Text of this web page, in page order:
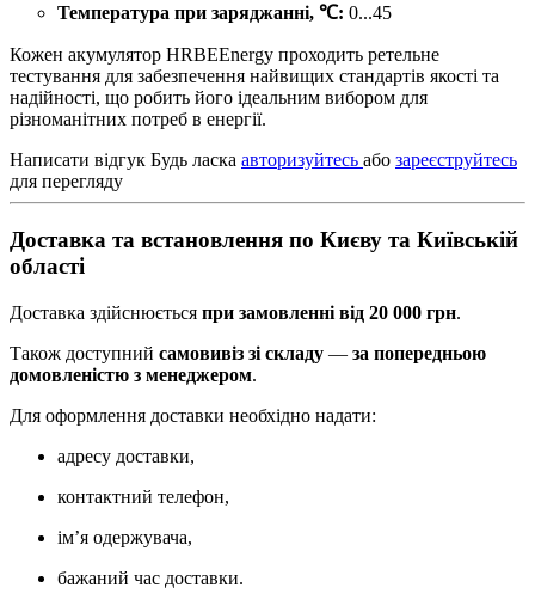
Температура при заряджанні, ℃: 0...45
Кожен акумулятор HRBEEnergy проходить ретельне
тестування для забезпечення найвищих стандартів якості та
надійності, що робить його ідеальним вибором для
різноманітних потреб в енергії.
Написати відгук Будь ласка авторизуйтесь або зареєструйтесь
для перегляду
Доставка та встановлення по Києву та Київській
області
Доставка здійснюється при замовленні від 20 000 грн.
Також доступний самовивіз зі складу — за попередньою
домовленістю з менеджером.
Для оформлення доставки необхідно надати:
адресу доставки,
контактний телефон,
ім’я одержувача,
бажаний час доставки.